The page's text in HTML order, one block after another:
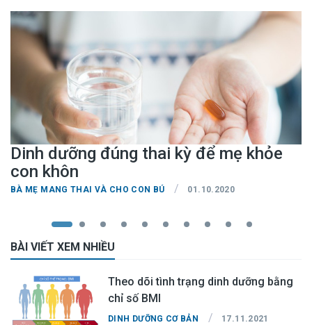
Dinh dưỡng đúng thai kỳ để mẹ khỏe
con khôn
BÀ MẸ MANG THAI VÀ CHO CON BÚ / 01.10.2020
BÀI VIẾT XEM NHIỀU
Theo dõi tình trạng dinh dưỡng bằng
chỉ số BMI
DINH DƯỠNG CƠ BẢN / 17.11.2021